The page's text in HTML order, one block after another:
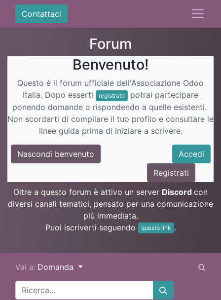
Contattaci
Forum
Benvenuto!
Questo è il forum ufficiale dell'Associazione Odoo
Italia. Dopo esserti
registrato
potrai partecipare
ponendo domande o rispondendo a quelle esistenti.
Non scordarti di compilare il tuo profilo e consultare le
linee guida prima di iniziare a scrivere.
Nascondi benvenuto
Accedi
Registrati
Oltre a questo forum è attivo un server Discord con
diversi canali tematici, pensato per una comunicazione
più immediata.
Puoi iscriverti seguendo
questo link .
Vai a: Domanda